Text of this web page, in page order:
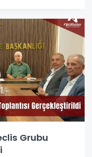
Grubu